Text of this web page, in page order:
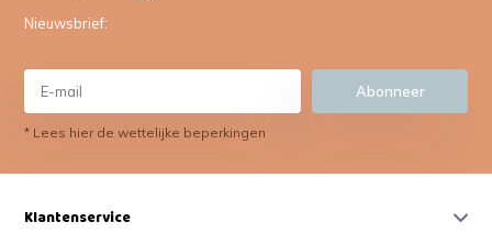
Nieuwsbrief:
Abonneer
* Lees hier de wettelijke beperkingen
Klantenservice